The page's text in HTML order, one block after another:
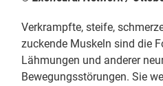
Verkrampfte, steife,
zuckende Muskeln sind die
Lähmungen und anderer
Bewegungsstörungen. Sie